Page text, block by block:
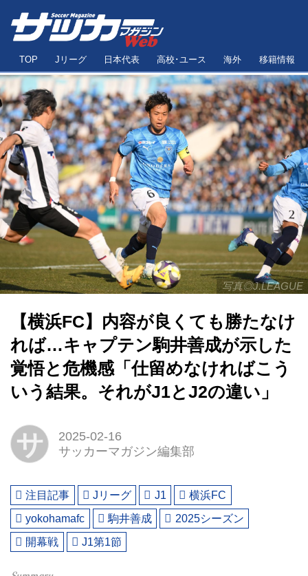
TOP Jリーグ 日本代表 高校･ユース 海外 移籍情報
写真◎J.LEAGUE
【横浜FC】内容が良くても勝たなけ
れば…キャプテン駒井善成が示した
覚悟と危機感「仕留めなければこう
いう結果。それがJ1とJ2の違い」
サ
2025-02-16
サッカーマガジン編集部
注目記事 Jリーグ J1
横浜FC
yokohamafc
駒井善成
2025シーズン
開幕戦
J1第1節